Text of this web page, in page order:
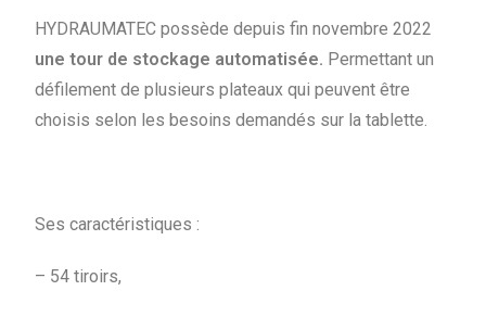
HYDRAUMATEC possède depuis fin novembre 2022
une tour de stockage automatisée. Permettant un
défilement de plusieurs plateaux qui peuvent être
choisis selon les besoins demandés sur la tablette.
Ses caractéristiques :
– 54 tiroirs,